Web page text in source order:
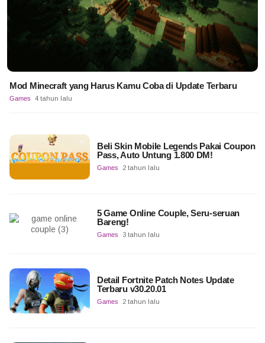
Mod Minecraft yang Harus Kamu Coba di Update Terbaru
Games 4 tahun lalu
Beli Skin Mobile Legends Pakai Coupon
Pass, Auto Untung 1.800 DM!
Games 2 tahun lalu
5 Game Online Couple, Seru-seruan
Bareng!
Games 3 tahun lalu
Detail Fortnite Patch Notes Update
Terbaru v30.20.01
Games 2 tahun lalu